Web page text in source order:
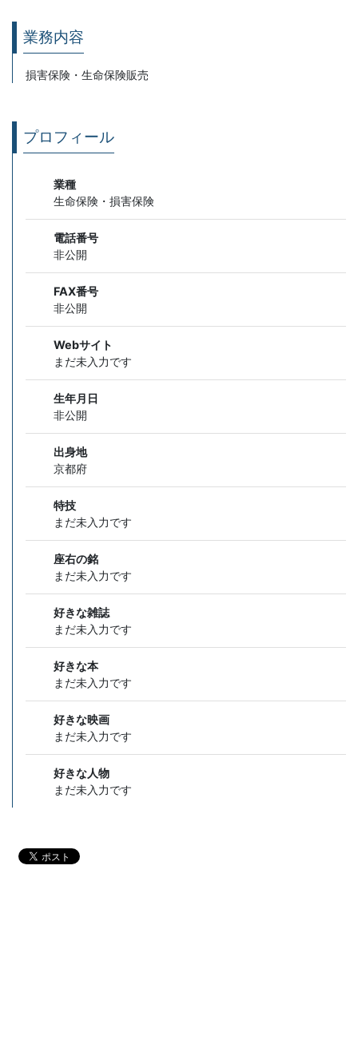
業務内容
損害保険・生命保険販売
プロフィール
業種
生命保険・損害保険
電話番号
非公開
FAX番号
非公開
Webサイト
まだ未入力です
生年月日
非公開
出身地
京都府
特技
まだ未入力です
座右の銘
まだ未入力です
好きな雑誌
まだ未入力です
好きな本
まだ未入力です
好きな映画
まだ未入力です
好きな人物
まだ未入力です